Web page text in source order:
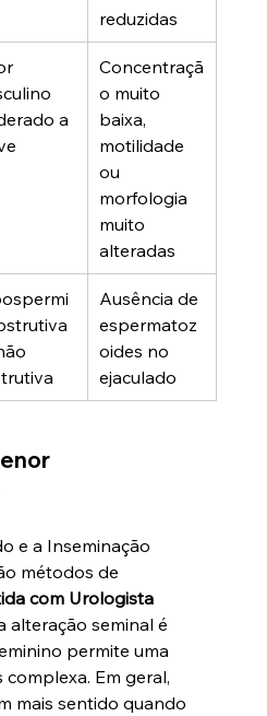
reduzidas
a
Concentraçã
o muito
baixa,
motilidade
ou
morfologia
muito
alteradas
Ausência de
espermatoz
oides no
ejaculado
e a Inseminação
métodos de
com Urologista
alteração seminal é
permite uma
Em geral,
mais sentido quando